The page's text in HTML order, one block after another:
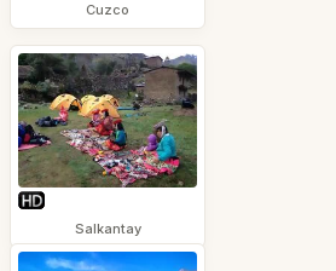
Cuzco
Salkantay